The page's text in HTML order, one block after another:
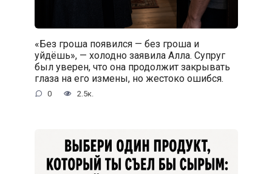
«Без гроша появился — без гроша и
уйдёшь», — холодно заявила Алла. Супруг
был уверен, что она продолжит закрывать
глаза на его измены, но жестоко ошибся.
0 2.5к.